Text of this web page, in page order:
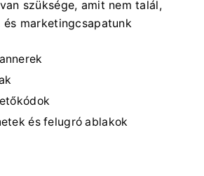
szüksége, amit nem talál,
marketingcsapatunk
és felugró ablakok